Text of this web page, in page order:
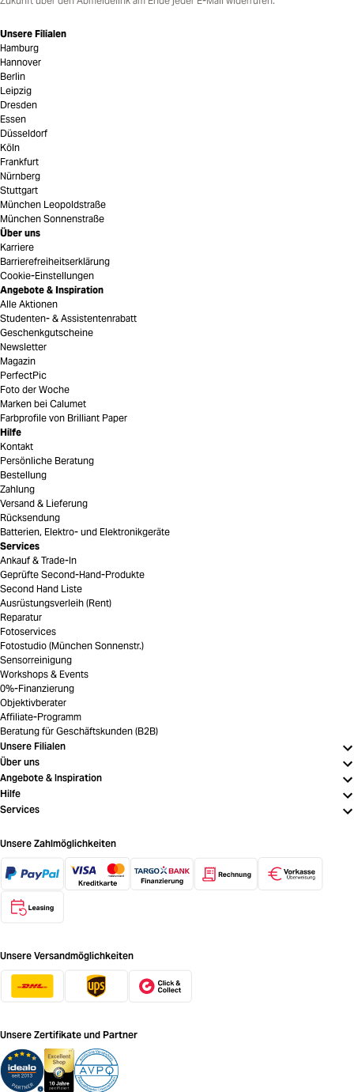
Unsere Filialen
Hamburg
Hannover
Berlin
Leipzig
Dresden
Essen
Düsseldorf
Köln
Frankfurt
Nürnberg
Stuttgart
München Leopoldstraße
München Sonnenstraße
Über uns
Karriere
Barrierefreiheitserklärung
Cookie-Einstellungen
Angebote & Inspiration
Alle Aktionen
Studenten- & Assistentenrabatt
Geschenkgutscheine
Newsletter
Magazin
PerfectPic
Foto der Woche
Marken bei Calumet
Farbprofile von Brilliant Paper
Hilfe
Kontakt
Persönliche Beratung
Bestellung
Zahlung
Versand & Lieferung
Rücksendung
Batterien, Elektro- und Elektronikgeräte
Services
Ankauf & Trade-In
Geprüfte Second-Hand-Produkte
Second Hand Liste
Ausrüstungsverleih (Rent)
Reparatur
Fotoservices
Fotostudio (München Sonnenstr.)
Sensorreinigung
Workshops & Events
0%-Finanzierung
Objektivberater
Affiliate-Programm
Beratung für Geschäftskunden (B2B)
Unsere Filialen
Über uns
Angebote & Inspiration
Hilfe
Services
Unsere Zahlmöglichkeiten
Unsere Versandmöglichkeiten
Unsere Zertifikate und Partner